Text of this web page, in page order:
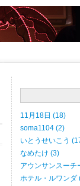
11月18日 (18)
soma1104 (2)
いとうせいこう
なめたけ (3)
アウンサンスーチ
ホテル・ルワンダ